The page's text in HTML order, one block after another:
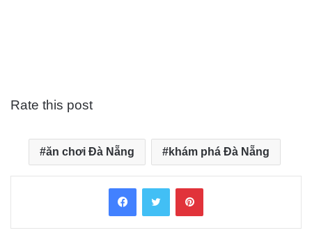
Rate this post
ăn chơi Đà Nẵng khám phá Đà Nẵng
FacebookTwitter Pinterest